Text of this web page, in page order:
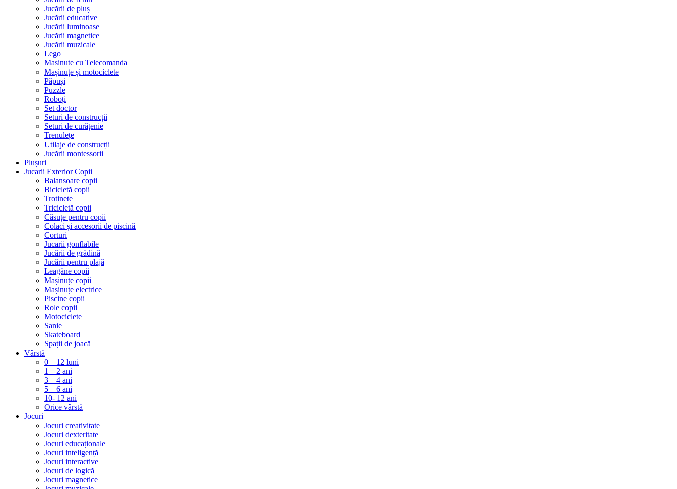
Jucării de pluș
Jucării educative
Jucării luminoase
Jucării magnetice
Jucării muzicale
Lego
Masinute cu Telecomanda
Mașinuțe și motociclete
Păpuși
Puzzle
Roboți
Set doctor
Seturi de construcții
Seturi de curățenie
Trenulețe
Utilaje de construcții
Jucării montessorii
Plușuri
Jucarii Exterior Copii
Balansoare copii
Bicicletă copii
Trotinete
Tricicletă copii
Căsuțe pentru copii
Colaci și accesorii de piscină
Corturi
Jucarii gonflabile
Jucării de grădină
Jucării pentru plajă
Leagăne copii
Mașinuțe copii
Mașinuțe electrice
Piscine copii
Role copii
Motociclete
Sanie
Skateboard
Spații de joacă
Vârstă
0 – 12 luni
1 – 2 ani
3 – 4 ani
5 – 6 ani
10- 12 ani
Orice vârstă
Jocuri
Jocuri creativitate
Jocuri dexteritate
Jocuri educaționale
Jocuri inteligență
Jocuri interactive
Jocuri de logică
Jocuri magnetice